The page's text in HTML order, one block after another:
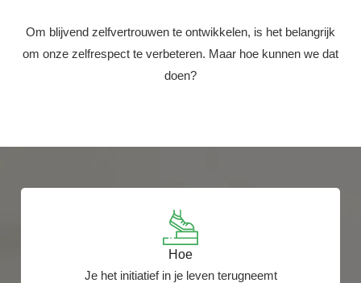
Om blijvend zelfvertrouwen te ontwikkelen, is het belangrijk
om onze zelfrespect te verbeteren. Maar hoe kunnen we dat
doen?
Hoe
Je het initiatief in je leven terugneemt